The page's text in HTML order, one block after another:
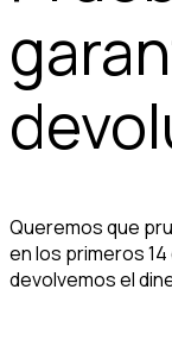
Queremos que
en los primeros
devolvemos el